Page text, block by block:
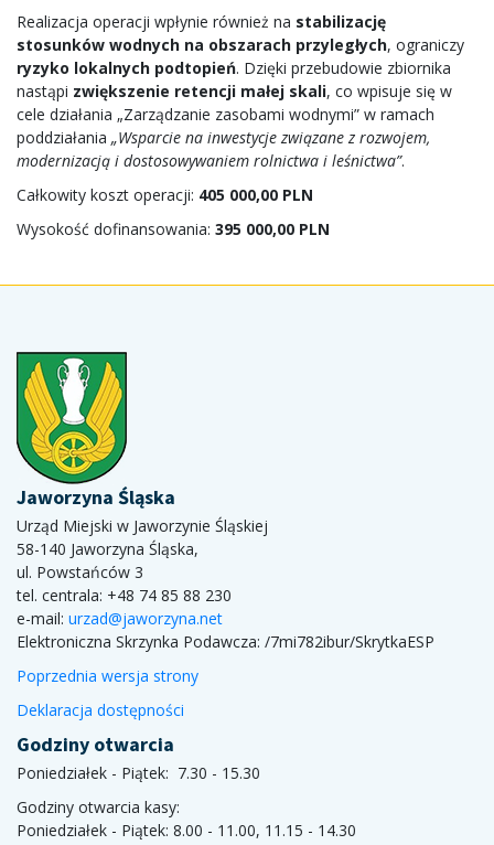
Realizacja operacji wpłynie również na stabilizację
stosunków wodnych na obszarach przyległych, ograniczy
ryzyko lokalnych podtopień. Dzięki przebudowie zbiornika
nastąpi zwiększenie retencji małej skali, co wpisuje się w
cele działania „Zarządzanie zasobami wodnymi” w ramach
poddziałania „Wsparcie na inwestycje związane z rozwojem,
modernizacją i dostosowywaniem rolnictwa i leśnictwa”.
Całkowity koszt operacji: 405 000,00 PLN
Wysokość dofinansowania: 395 000,00 PLN
Jaworzyna Śląska
Urząd Miejski w Jaworzynie Śląskiej
58-140 Jaworzyna Śląska,
ul. Powstańców 3
tel. centrala: +48 74 85 88 230
e-mail: urzad@jaworzyna.net
Elektroniczna Skrzynka Podawcza: /7mi782ibur/SkrytkaESP
Poprzednia wersja strony
Deklaracja dostępności
Godziny otwarcia
Poniedziałek - Piątek: 7.30 - 15.30
Godziny otwarcia kasy:
Poniedziałek - Piątek: 8.00 - 11.00, 11.15 - 14.30